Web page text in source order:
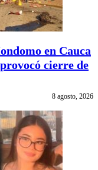
en Cauca
cierre de
8 agosto, 2026